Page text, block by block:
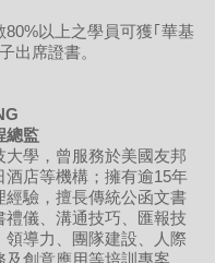
80%以上之學員可獲｢華基
出席證書。
總監
大學，曾服務於美國友邦
酒店等機構；擁有逾15年
經驗，擅長傳統公函文書
禮儀、溝通技巧、匯報技
領導力、團隊建設、人際
創意應用等培訓專案，